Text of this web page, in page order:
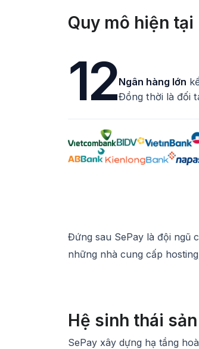
Quy mô hiện tại
12Ngân hàng lớn
Đồng thời là đối
Đứng sau SePay là đội ngũ
những nhà cung cấp
Hệ sinh thái
SePay xây dựng hạ tầng